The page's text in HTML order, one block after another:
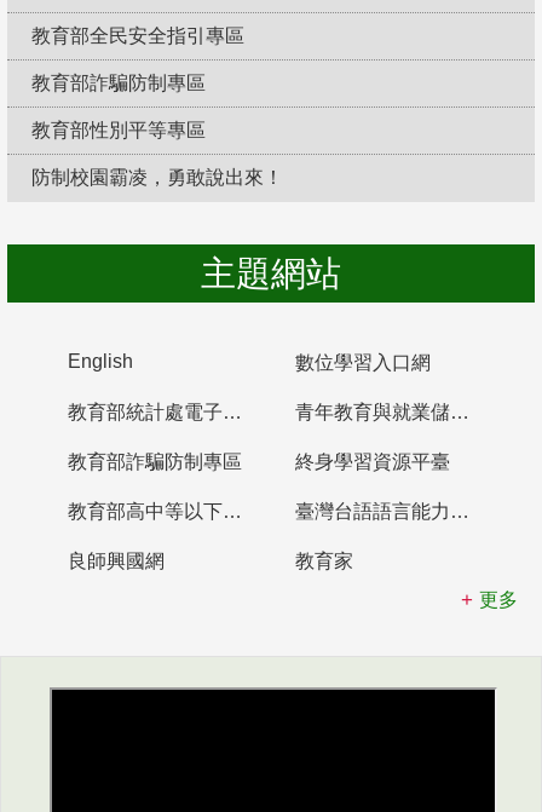
教育部全民安全指引專區
教育部詐騙防制專區
教育部性別平等專區
防制校園霸凌，勇敢說出來！
主題網站
English 數位學習入口網
教育部統計處電子書櫃 青年教育與就業儲蓄帳戶
教育部詐騙防制專區 終身學習資源平臺
教育部高中等以下學校及幼兒園教師資格檢定考試 臺灣台語語言能力認證網站
良師興國網
教育家
更多